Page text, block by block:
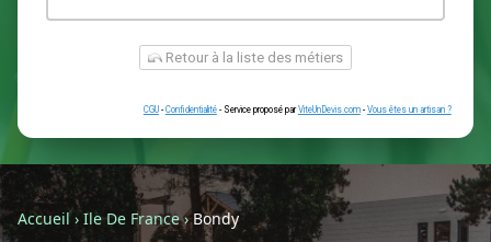
Une simple prise
Je ne sais pas encore
Autre
Accueil› Ile De France›Bondy